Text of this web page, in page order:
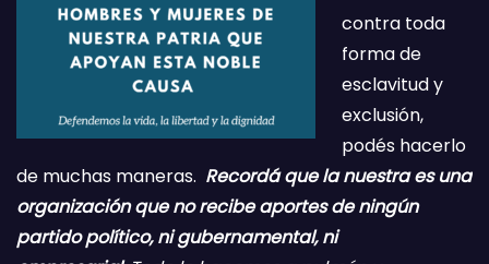
contra toda
forma de
esclavitud y
exclusión,
podés hacerlo
de muchas maneras. Recordá que la nuestra es una
organización que no recibe aportes de ningún
partido político, ni gubernamental, ni